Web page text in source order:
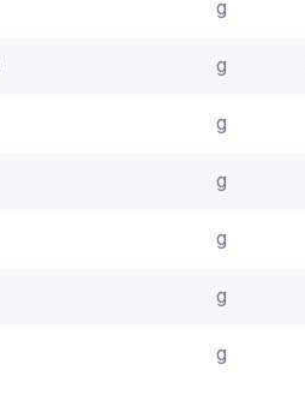
g
g
g
g
g
g
g